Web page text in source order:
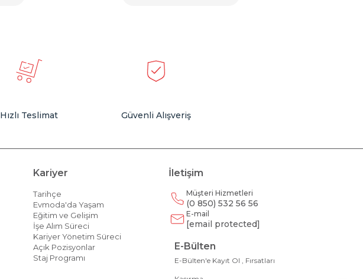
Hızlı Teslimat Güvenli Alışveriş
Kariyer
Tarihçe
Evmoda'da Yaşam
Eğitim ve Gelişim
İşe Alım Süreci
Kariyer Yönetim Süreci
Açık Pozisyonlar
Staj Programı
İletişim
Müşteri Hizmetleri
(0 850) 532 56 56
E-mail
[email protected]
E-Bülten
E-Bülten'e Kayıt Ol , Fırsatları